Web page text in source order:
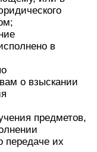
в
о взыскании
предметов,
передаче их